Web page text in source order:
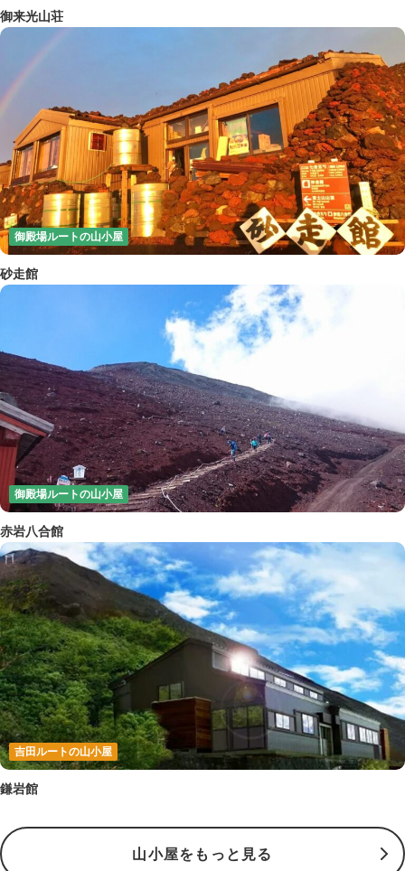
御来光山荘
御殿場ルートの山小屋
砂走館
御殿場ルートの山小屋
赤岩八合館
吉田ルートの山小屋
鎌岩館
山小屋をもっと見る